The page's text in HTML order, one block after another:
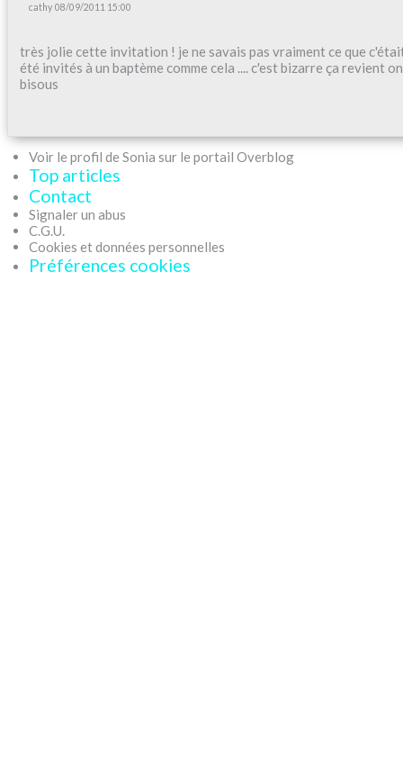
cathy 08/09/2011 15:00
très jolie cette invitation ! je ne savais pas vraiment ce que
été invités à un baptème comme cela .... c'est bizarre ça revient
bisous
Voir le profil de Sonia sur le portail Overblog
Top articles
Contact
Signaler un abus
C.G.U.
Cookies et données personnelles
Préférences cookies